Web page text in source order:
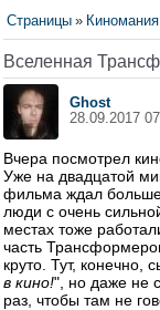
Страницы » Киномания
Вселенная
Ghost
28.09.2017
Вчера посмотрел
Уже на двадцатой
фильма ждал
люди с очень
местах тоже
часть
круто. Тут, конечно,
в кино!", но даже не
раз, чтобы там не